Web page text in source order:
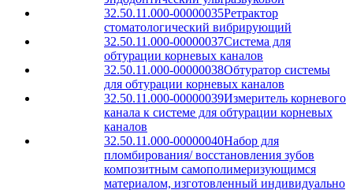
32.50.11.000-00000035Ретрактор
стоматологический вибрирующий
32.50.11.000-00000037Система для
обтурации корневых каналов
32.50.11.000-00000038Обтуратор системы
для обтурации корневых каналов
32.50.11.000-00000039Измеритель корневого
канала к системе для обтурации корневых
каналов
32.50.11.000-00000040Набор для
пломбирования/ восстановления зубов
композитным самополимеризующимся
материалом, изготовленный индивидуально